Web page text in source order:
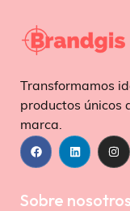
Transformamos
productos únicos
marca.
Sobre nosotros